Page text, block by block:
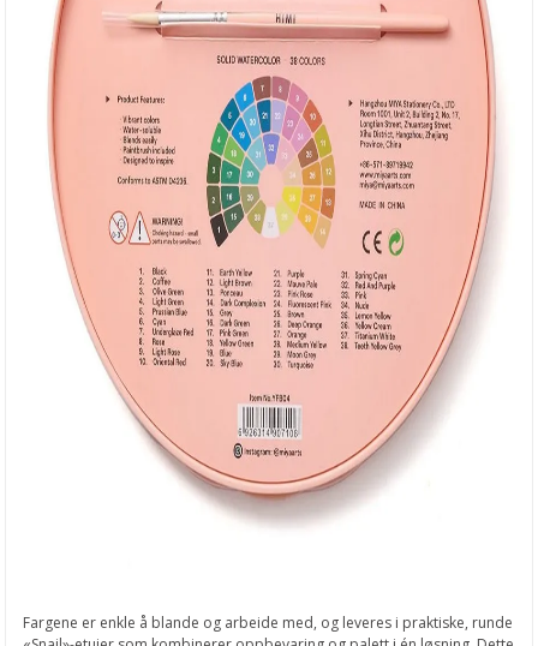
Fargene er enkle å blande og arbeide med, og leveres i praktiske, runde